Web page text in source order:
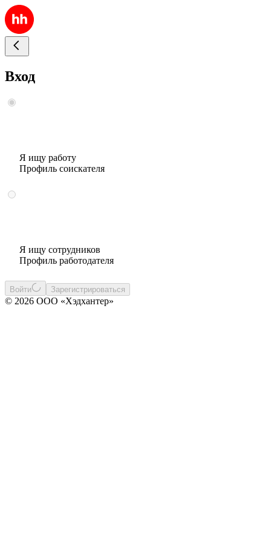
Вход
Я ищу работу
Профиль соискателя
Я ищу сотрудников
Профиль работодателя
Войти Зарегистрироваться
© 2026 ООО «Хэдхантер»